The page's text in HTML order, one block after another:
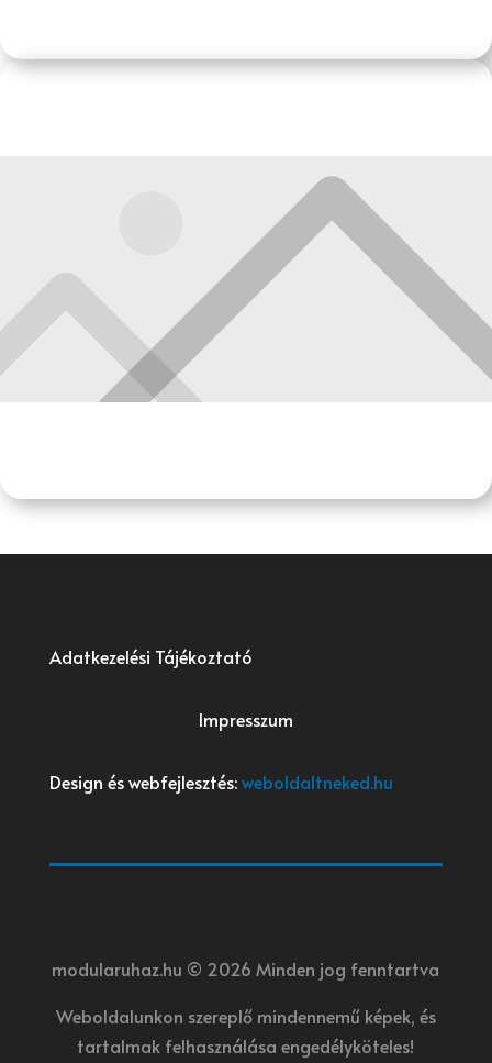
Adatkezelési Tájékoztató
Impresszum
Design és webfejlesztés:weboldaltneked.hu
modularuhaz.hu © 2026 Minden jog fenntartva
Weboldalunkon szereplő mindennemű képek, és
tartalmak felhasználása engedélyköteles!